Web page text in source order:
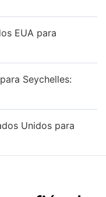
EUA para
Seychelles:
Unidos para